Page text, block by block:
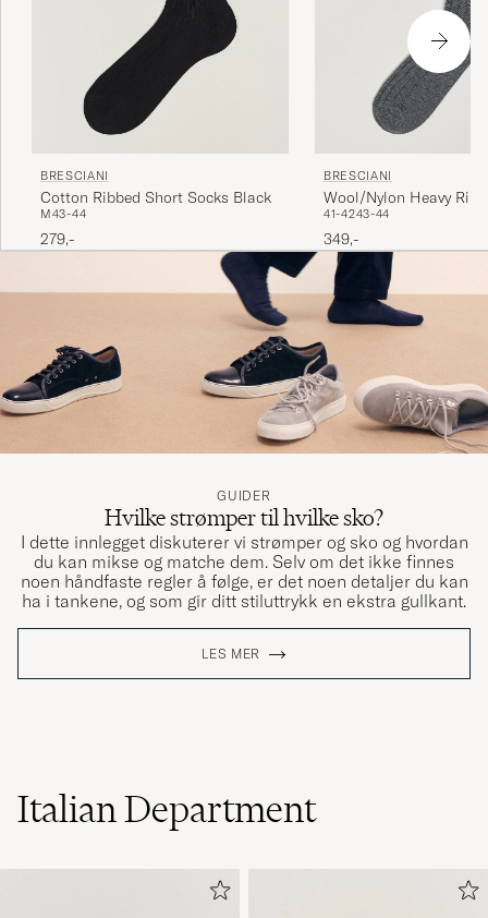
BRESCIANI
Cotton Ribbed Short Socks Black
M43-44
279,-
BRESCIANI
Wool/Nylon Heavy
Grey
41-4243-44
349,-
GUIDER
Hvilke strømper til hvilke sko?
I dette innlegget diskuterer vi strømper og sko og hvordan
du kan mikse og matche dem. Selv om det ikke finnes
noen håndfaste regler å følge, er det noen detaljer du kan
ha i tankene, og som gir ditt stiluttrykk en ekstra gullkant.
LES MER
Italian Department